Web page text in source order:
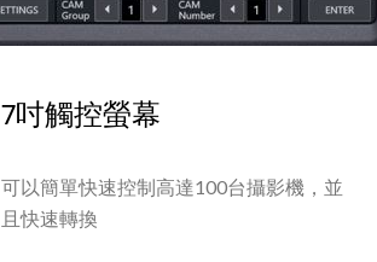
7吋觸控螢幕
可以簡單快速控制高達100台攝影機，並
且快速轉換